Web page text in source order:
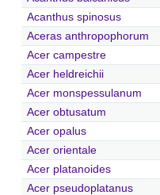
Acanthus spinosus
Aceras anthropophorum
Acer campestre
Acer heldreichii
Acer monspessulanum
Acer obtusatum
Acer opalus
Acer orientale
Acer platanoides
Acer pseudoplatanus